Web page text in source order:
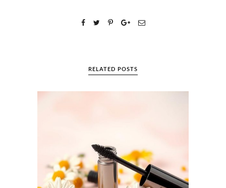
RELATED POSTS